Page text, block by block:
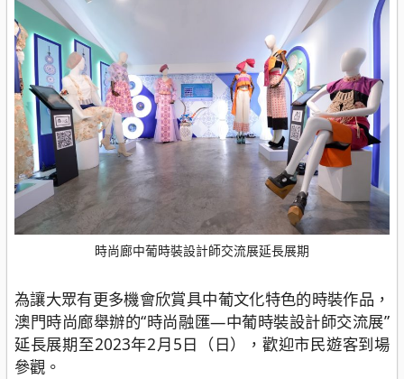
時尚廊中葡時裝設計師交流展延長展期
為讓大眾有更多機會欣賞具中葡文化特色的時裝作品，
澳門時尚廊舉辦的“時尚融匯—中葡時裝設計師交流展”
延長展期至2023年2月5日（日），歡迎市民遊客到場
參觀。